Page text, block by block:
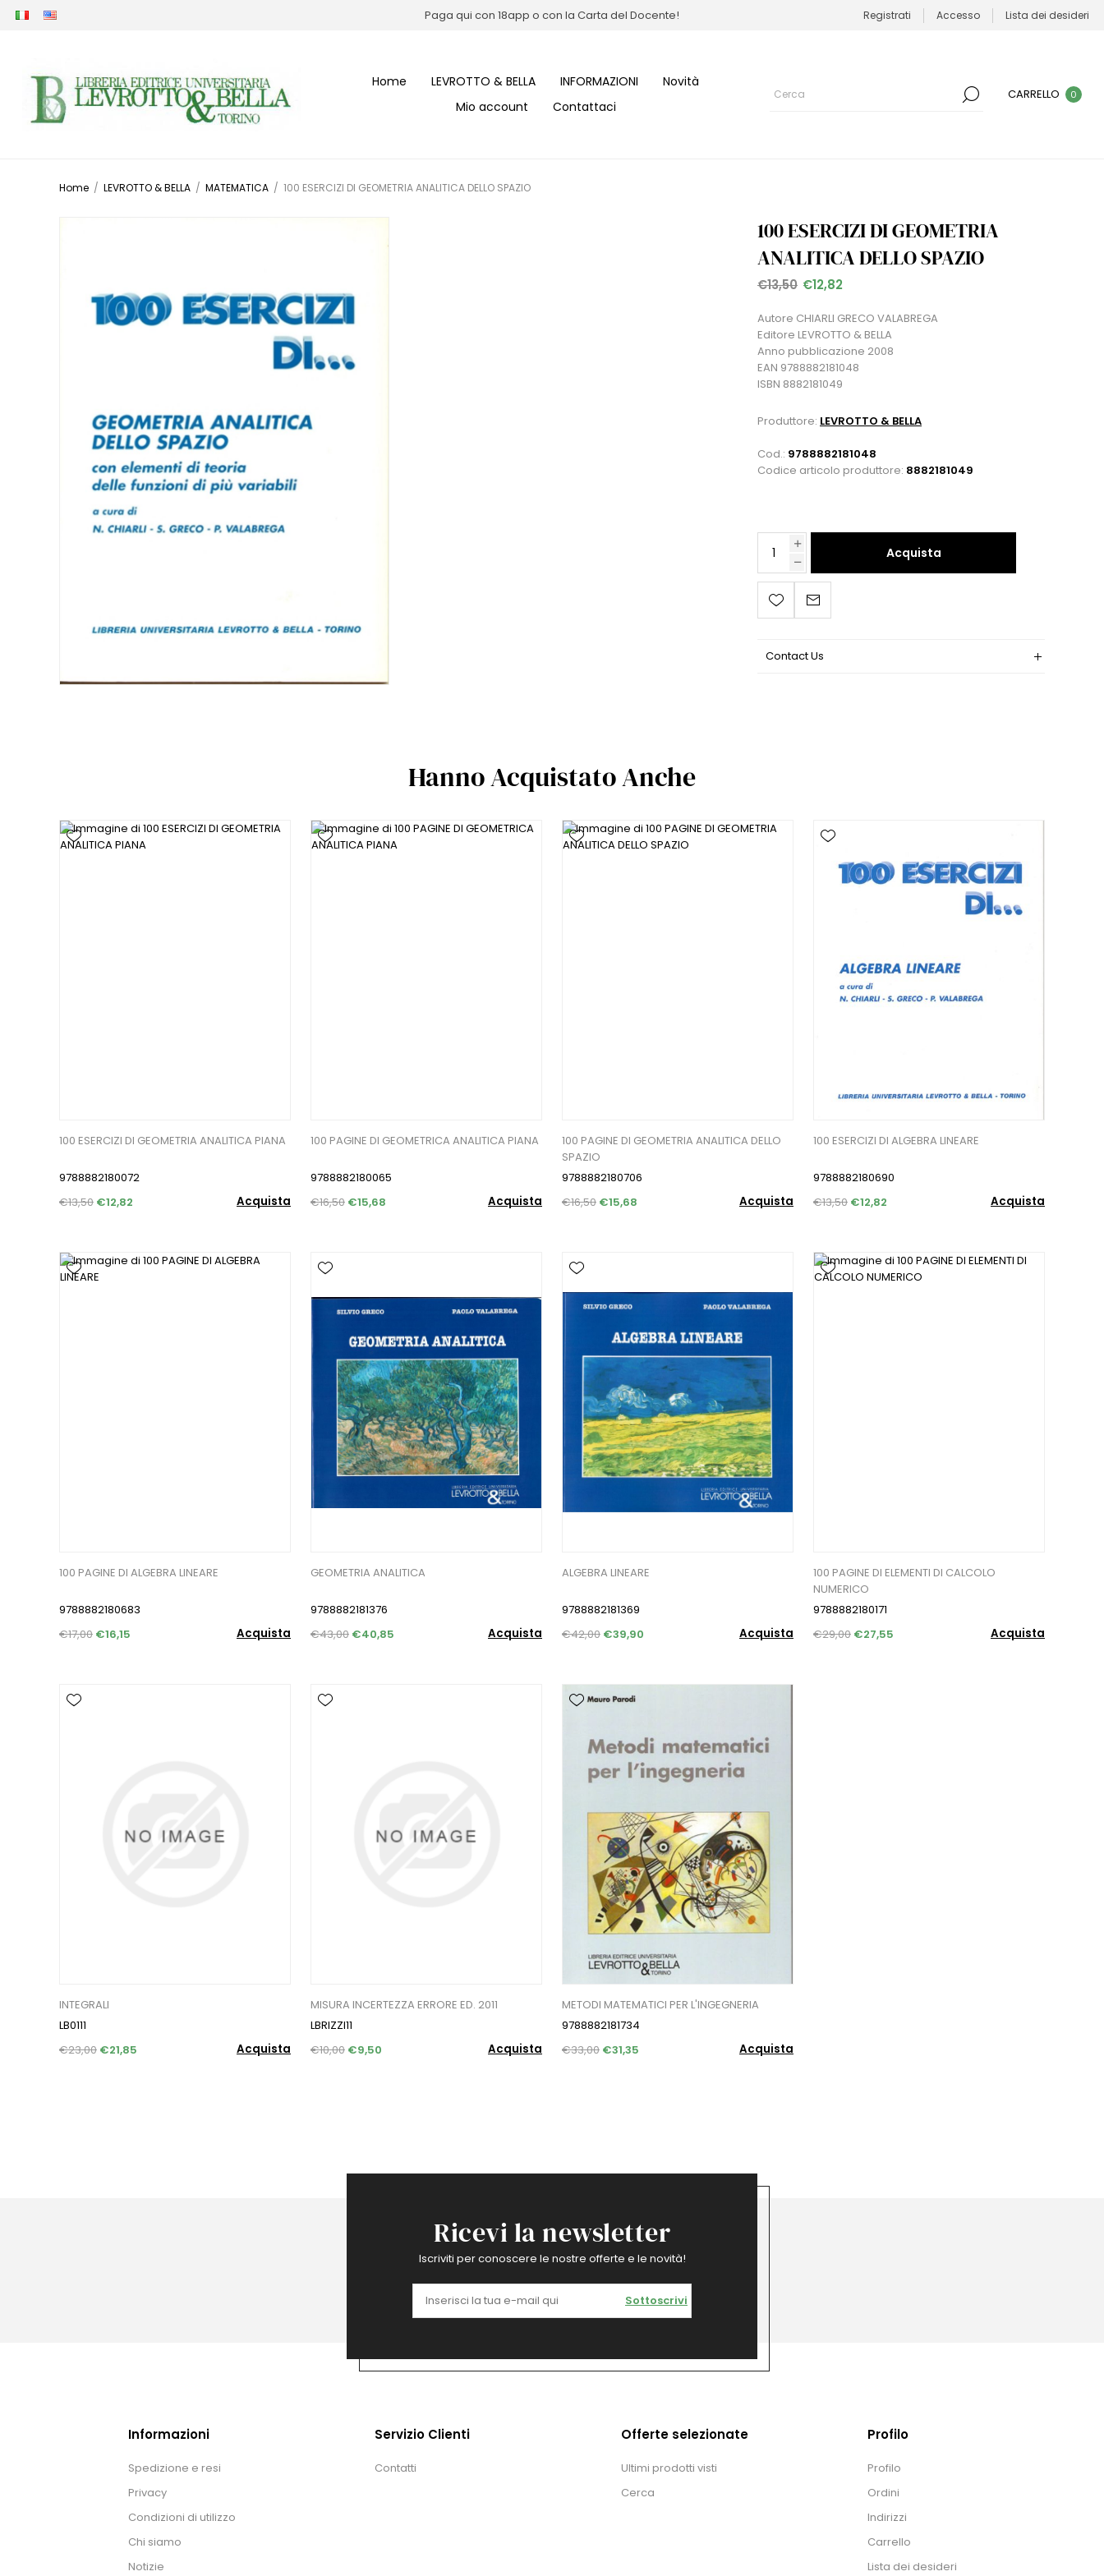
Paga qui con 18app o con la Carta del Docente! Registrati Accesso Lista dei desideri
Home LEVROTTO & BELLA INFORMAZIONI
Novità
Mio account
Contattaci
CARRELLO 0
Home / LEVROTTO & BELLA / MATEMATICA / 100 ESERCIZI DI GEOMETRIA ANALITICA DELLO SPAZIO
100 ESERCIZI DI GEOMETRIA
ANALITICA DELLO SPAZIO
€13,50 €12,82
Autore CHIARLI GRECO VALABREGA
Editore LEVROTTO & BELLA
Anno pubblicazione 2008
EAN 9788882181048
ISBN 8882181049
Produttore: LEVROTTO & BELLA
Cod.: 9788882181048
Codice articolo produttore: 8882181049
Acquista
Contact Us
Hanno Acquistato Anche
100 ESERCIZI DI GEOMETRIA ANALITICA PIANA
9788882180072
€13,50 €12,82 Acquista
100 PAGINE DI GEOMETRICA ANALITICA PIANA
9788882180065
€16,50 €15,68 Acquista
100 PAGINE DI GEOMETRIA ANALITICA DELLO
SPAZIO
9788882180706
€16,50 €15,68 Acquista
100 ESERCIZI DI ALGEBRA LINEARE
9788882180690
€13,50 €12,82 Acquista
100 PAGINE DI ALGEBRA LINEARE
9788882180683
€17,00 €16,15 Acquista
GEOMETRIA ANALITICA
9788882181376
€43,00 €40,85 Acquista
ALGEBRA LINEARE
9788882181369
€42,00 €39,90 Acquista
100 PAGINE DI ELEMENTI DI CALCOLO
NUMERICO
9788882180171
€29,00 €27,55 Acquista
INTEGRALI
LB0111
€23,00 €21,85 Acquista
MISURA INCERTEZZA ERRORE ED. 2011
LBRIZZI11
€10,00 €9,50 Acquista
METODI MATEMATICI PER L'INGEGNERIA
9788882181734
€33,00 €31,35 Acquista
Ricevi la newsletter
Iscriviti per conoscere le nostre offerte e le novità!
Sottoscrivi
Informazioni
Spedizione e resi
Privacy
Condizioni di utilizzo
Chi siamo
Notizie
Servizio Clienti
Contatti
Offerte selezionate
Ultimi prodotti visti
Cerca
Profilo
Profilo
Ordini
Indirizzi
Carrello
Lista dei desideri